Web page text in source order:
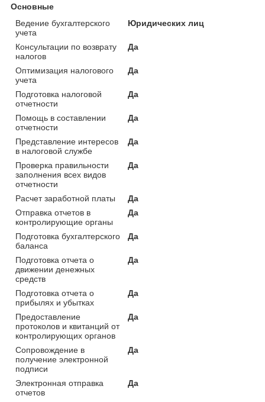
Основные
Ведение бухгалтерского
учета
Юридических лиц
Консультации по возврату
налогов
Да
Оптимизация налогового
учета
Да
Подготовка налоговой
отчетности
Да
Помощь в составлении
отчетности
Да
Представление интересов
в налоговой службе
Да
Проверка правильности
заполнения всех видов
отчетности
Да
Расчет заработной платы
Да
Отправка отчетов в
контролирующие органы
Да
Подготовка бухгалтерского
баланса
Да
Подготовка отчета о
движении денежных
средств
Да
Подготовка отчета о
прибылях и убытках
Да
Предоставление
протоколов и квитанций от
контролирующих органов
Да
Сопровождение в
получение электронной
подписи
Да
Электронная отправка
отчетов
Да